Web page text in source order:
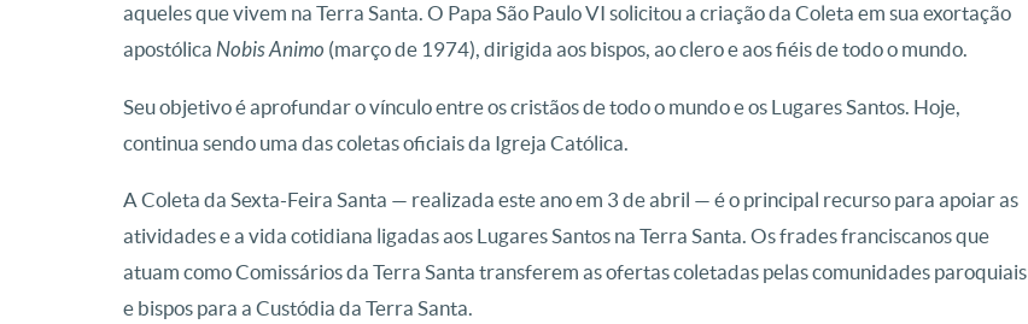
aqueles que vivem na Terra Santa. O Papa São Paulo VI solicitou a criação da Coleta em sua exortação
apostólica Nobis Animo (março de 1974), dirigida aos bispos, ao clero e aos fiéis de todo o mundo.
Seu objetivo é aprofundar o vínculo entre os cristãos de todo o mundo e os Lugares Santos. Hoje,
continua sendo uma das coletas oficiais da Igreja Católica.
A Coleta da Sexta-Feira Santa — realizada este ano em 3 de abril — é o principal recurso para apoiar as
atividades e a vida cotidiana ligadas aos Lugares Santos na Terra Santa. Os frades franciscanos que
atuam como Comissários da Terra Santa transferem as ofertas coletadas pelas comunidades paroquiais
e bispos para a Custódia da Terra Santa.